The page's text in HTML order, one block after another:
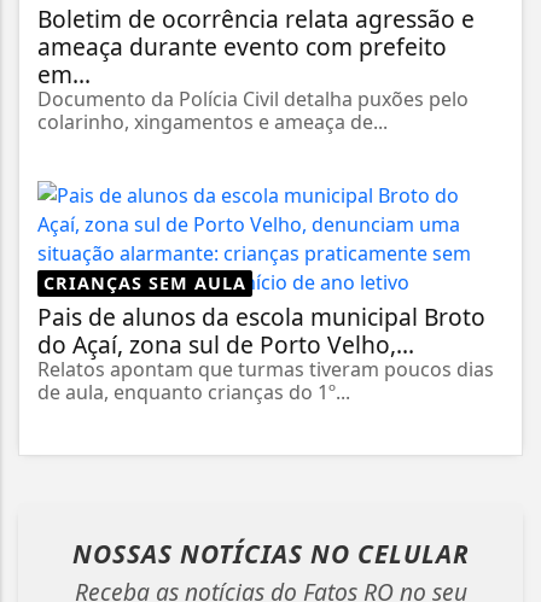
Boletim de ocorrência relata agressão e
ameaça durante evento com prefeito
em...
Documento da Polícia Civil detalha puxões pelo
colarinho, xingamentos e ameaça de...
CRIANÇAS SEM AULA
Pais de alunos da escola municipal Broto
do Açaí, zona sul de Porto Velho,...
Relatos apontam que turmas tiveram poucos dias
de aula, enquanto crianças do 1º...
NOSSAS NOTÍCIAS NO CELULAR
Receba as notícias do Fatos RO no seu